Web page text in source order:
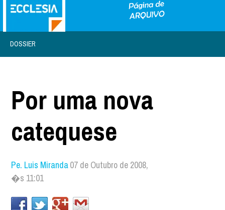
DOSSIER
Por uma nova
catequese
Pe. Luis Miranda07 de Outubro de 2008,
�s 11:01